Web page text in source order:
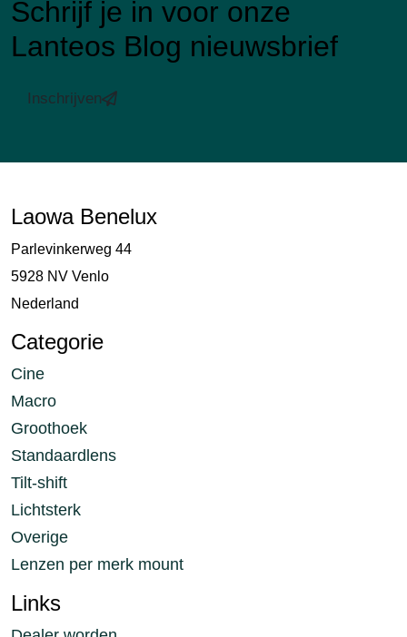
Schrijf je in voor onze
Lanteos Blog nieuwsbrief
Inschrijven
Laowa Benelux
Parlevinkerweg 44
5928 NV Venlo
Nederland
Categorie
Cine
Macro
Groothoek
Standaardlens
Tilt-shift
Lichtsterk
Overige
Lenzen per merk mount
Links